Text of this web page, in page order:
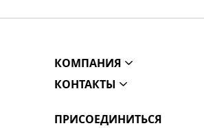
КОМПАНИЯ
КОНТАКТЫ
ПРИСОЕДИНИТЬСЯ